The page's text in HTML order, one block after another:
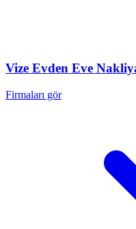
Vize Evden Eve
Firmaları gör